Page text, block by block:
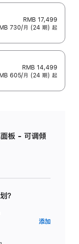
RMB 17,499
730/月 (24 期) 起
RMB 14,499
605/月 (24 期) 起
板 - 可调倾
？
添加